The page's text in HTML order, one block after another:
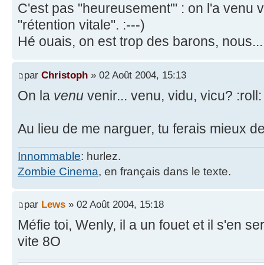
C'est pas "heureusement'" : on l'a venu
"rétention vitale". :---)
Hé ouais, on est trop des barons,
par Christoph » 02 Août 2004, 15:13
On la venu venir... venu, vidu, vicu? :roll:
Au lieu de me narguer, tu ferais mieux
Innommable: hurlez.
Zombie Cinema, en français dans le texte.
par Lews » 02 Août 2004, 15:18
Méfie toi, Wenly, il a un fouet et il s'en
vite 8O